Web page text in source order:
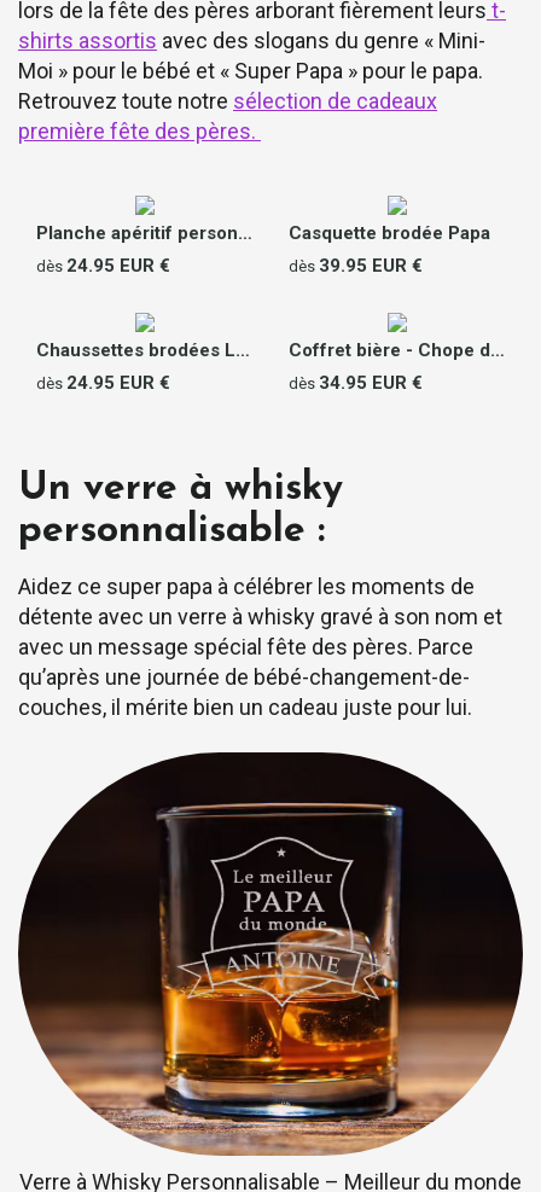
lors de la fête des pères arborant fièrement leurs t-
shirts assortis avec des slogans du genre « Mini-
Moi » pour le bébé et « Super Papa » pour le papa.
Retrouvez toute notre sélection de cadeaux
première fête des pères.
Planche apéritif personnalisable - Message
dès 24.95 EUR €
Casquette brodée Papa
dès 39.95 EUR €
Chaussettes brodées Le Slip Français - Super Papa
dès 24.95 EUR €
Coffret bière - Chope de bière et décapsuleur personnalisés
dès 34.95 EUR €
Un verre à whisky
personnalisable :
Aidez ce super papa à célébrer les moments de
détente avec un verre à whisky gravé à son nom et
avec un message spécial fête des pères. Parce
qu’après une journée de bébé-changement-de-
couches, il mérite bien un cadeau juste pour lui.
Verre à Whisky Personnalisable – Meilleur du monde